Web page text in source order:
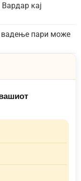
кај
пари може